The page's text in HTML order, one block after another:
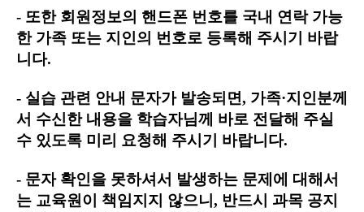
- 또한 회원정보의 핸드폰 번호를 국내 연락 가능
한 가족 또는 지인의 번호로 등록해 주시기 바랍
니다.
- 실습 관련 안내 문자가 발송되면, 가족·지인분께
서 수신한 내용을 학습자님께 바로 전달해 주실
수 있도록 미리 요청해 주시기 바랍니다.
- 문자 확인을 못하셔서 발생하는 문제에 대해서
는 교육원이 책임지지 않으니, 반드시 과목 공지